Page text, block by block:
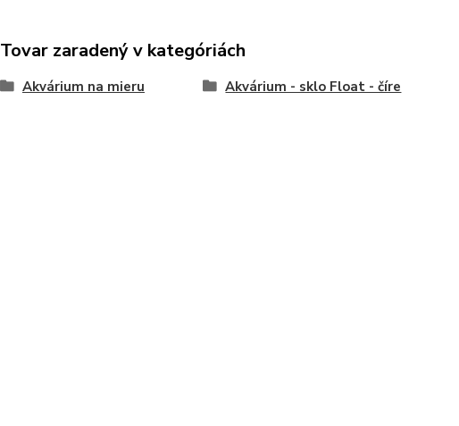
Tovar zaradený v kategóriách
Akvárium na mieru Akvárium - sklo Float - číre